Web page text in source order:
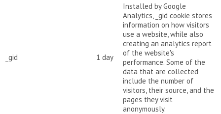
_gid 1 day
Installed by Google
Analytics, _gid cookie stores
information on how visitors
use a website, while also
creating an analytics report
of the website's
performance. Some of the
data that are collected
include the number of
visitors, their source, and the
pages they visit
anonymously.